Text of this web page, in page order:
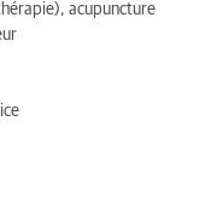
acupuncture